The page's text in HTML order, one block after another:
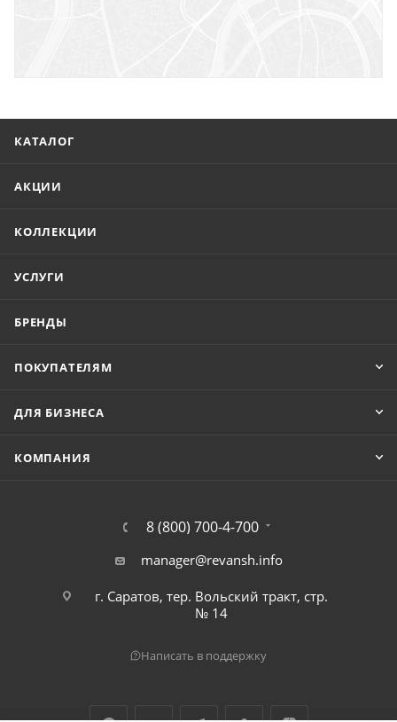
КАТАЛОГ
АКЦИИ
КОЛЛЕКЦИИ
УСЛУГИ
БРЕНДЫ
ПОКУПАТЕЛЯМ
ДЛЯ БИЗНЕСА
КОМПАНИЯ
8 (800) 700-4-700
manager@revansh.info
г. Саратов, тер. Вольский тракт, стр.
№ 14
Написать в поддержку